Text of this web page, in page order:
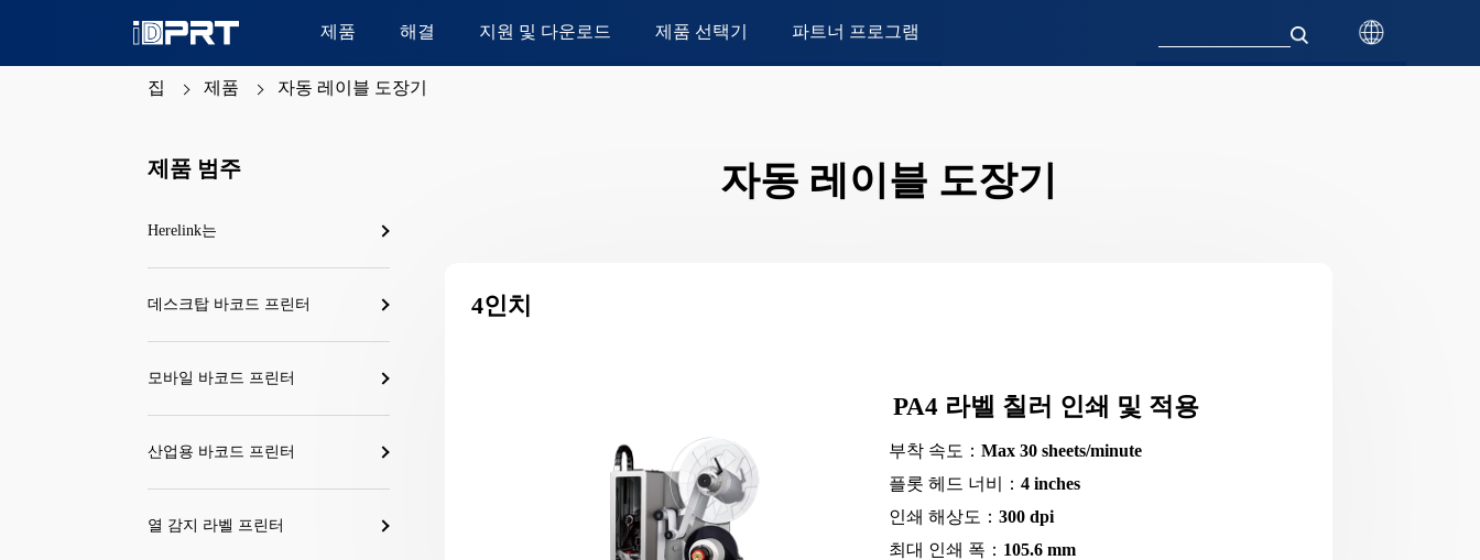
제품 해결 지원 및 다운로드 제품 선택기 파트너 프로그램
집 제품 자동 레이블 도장기
제품 범주
Herelink는
데스크탑 바코드 프린터
모바일 바코드 프린터
산업용 바코드 프린터
열 감지 라벨 프린터
자동 레이블 도장기
4인치
PA4 라벨 칠러 인쇄 및 적용
부착 속도： Max 30 sheets/minute
플롯 헤드 너비： 4 inches
인쇄 해상도： 300 dpi
최대 인쇄 폭： 105.6 mm